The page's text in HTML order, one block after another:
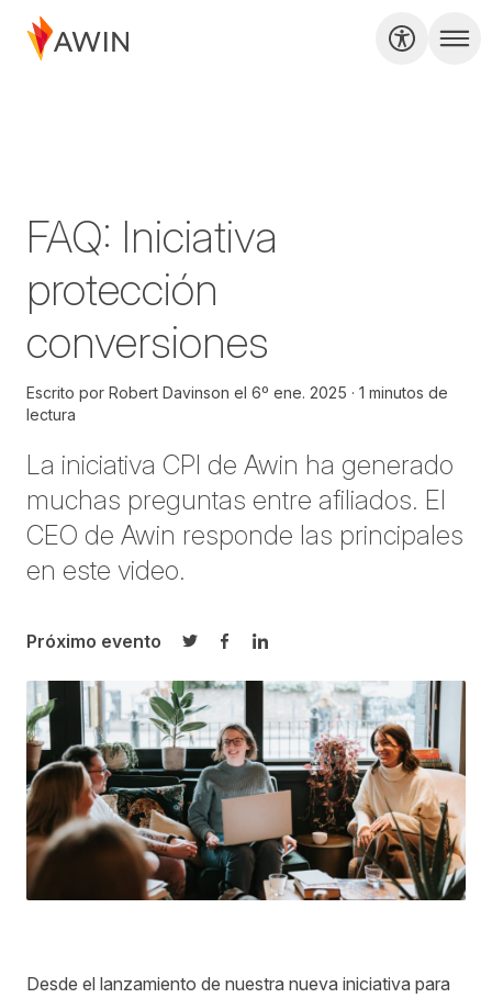
FAQ: Iniciativa
protección
conversiones
Escrito por Robert Davinson el 6º ene. 2025
1 minutos de
lectura
La iniciativa CPI de Awin ha generado
muchas preguntas entre afiliados. El
CEO de Awin responde las principales
en este video.
Próximo evento
Compartir en Twitter
Compartir en Facebook
Compartir en LinkedIn
Desde el lanzamiento de nuestra nueva iniciativa para